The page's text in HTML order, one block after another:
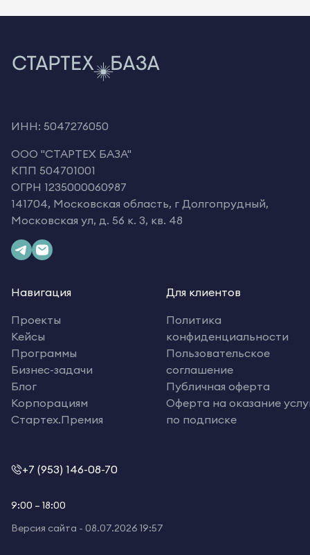
ИНН: 5047276050
OOO "СТАРТЕХ БАЗА"
КПП 504701001
ОГРН 1235000060987
141704, Московская область, г Долгопрудный,
Московская ул, д. 56 к. 3, кв. 48
Навигация
Проекты
Кейсы
Программы
Бизнес-задачи
Блог
Корпорациям
Стартех.Премия
Для клиентов
Политика
конфиденциальности
Пользовательское
соглашение
Публичная оферта
Оферта на оказание
по подписке
+7 (953) 146-08-70
9:00 – 18:00
Версия сайта - 08.07.2026 19:57